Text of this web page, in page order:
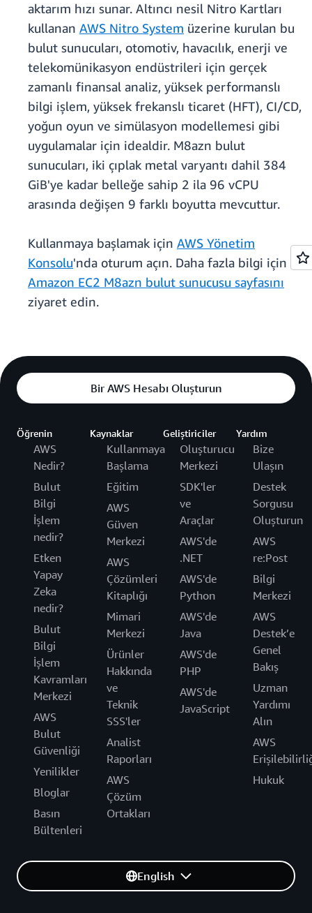
aktarım hızı sunar. Altıncı nesil Nitro Kartları
kullanan AWS Nitro System üzerine kurulan bu
bulut sunucuları, otomotiv, havacılık, enerji ve
telekomünikasyon endüstrileri için gerçek
zamanlı finansal analiz, yüksek performanslı
bilgi işlem, yüksek frekanslı ticaret (HFT), CI/CD,
yoğun oyun ve simülasyon modellemesi gibi
uygulamalar için idealdir. M8azn bulut
sunucuları, iki çıplak metal varyantı dahil 384
GiB'ye kadar belleğe sahip 2 ila 96 vCPU
arasında değişen 9 farklı boyutta mevcuttur.
Kullanmaya başlamak için AWS Yönetim
Konsolu'nda oturum açın. Daha fazla bilgi için
Amazon EC2 M8azn bulut sunucusu sayfasını
ziyaret edin.
Bir AWS Hesabı Oluşturun
Öğrenin
AWS
Nedir?
Bulut
Bilgi
İşlem
nedir?
Etken
Yapay
Zeka
nedir?
Bulut
Bilgi
İşlem
Kavramları
Merkezi
AWS
Bulut
Güvenliği
Yenilikler
Bloglar
Basın
Bültenleri
Kaynaklar
Kullanmaya
Başlama
Eğitim
AWS
Güven
Merkezi
AWS
Çözümleri
Kitaplığı
Mimari
Merkezi
Ürünler
Hakkında
ve
Teknik
SSS'ler
Analist
Raporları
AWS
Çözüm
Ortakları
Geliştiriciler
Oluşturucu
Merkezi
SDK'ler
ve
Araçlar
AWS'de
.NET
AWS'de
Python
AWS'de
Java
AWS'de
PHP
AWS'de
JavaScript
Yardım
Bize
Ulaşın
Destek
Sorgusu
Oluşturun
AWS
re:Post
Bilgi
Merkezi
AWS
Destek’e
Genel
Bakış
Uzman
Yardımı
Alın
AWS
Hukuk
English